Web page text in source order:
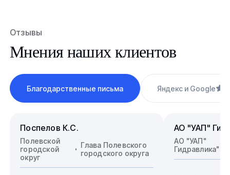
Отзывы
Мнения наших клиентов
Благодарственные письма Яндекс и Google
Поспелов К.С.
Полевской
городской
округ
Глава Полевского
городского округа
АО "УАП"
АО "УАП"
Гидравлика"